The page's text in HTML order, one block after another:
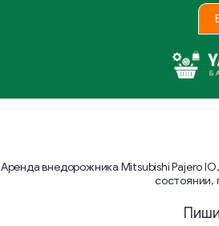
Аренда внедорожника Mitsubishi Pajero
состоянии,